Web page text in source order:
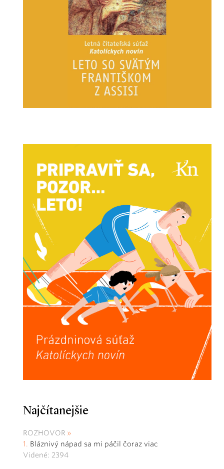
Najčítanejšie
ROZHOVOR
Bláznivý nápad sa mi páčil čoraz viac
Videné: 2394